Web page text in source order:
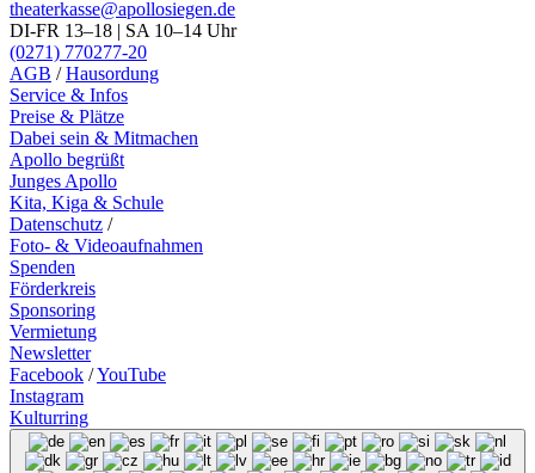
theaterkasse@apollosiegen.de
DI-FR 13–18 | SA 10–14 Uhr
(0271) 770277-20
AGB /Hausordung
Service & Infos
Preise & Plätze
Dabei sein & Mitmachen
Apollo begrüßt
Junges Apollo
Kita, Kiga & Schule
Datenschutz /
Foto- & Videoaufnahmen
Spenden
Förderkreis
Sponsoring
Vermietung
Newsletter
Facebook /YouTube
Instagram
Kulturring